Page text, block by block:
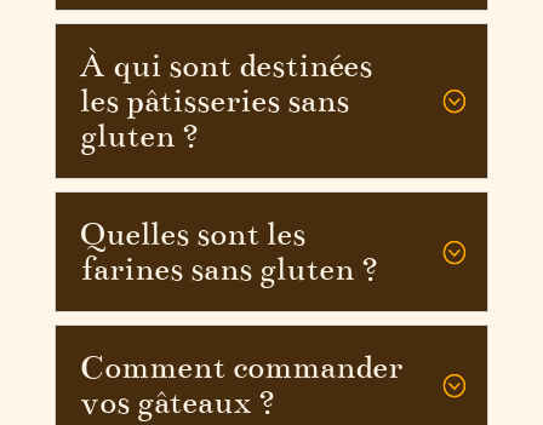
À qui sont destinées
les pâtisseries sans
gluten ?
Quelles sont les
farines sans gluten ?
Comment commander
vos gâteaux ?